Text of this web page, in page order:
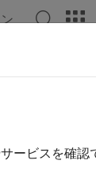
ービスを確